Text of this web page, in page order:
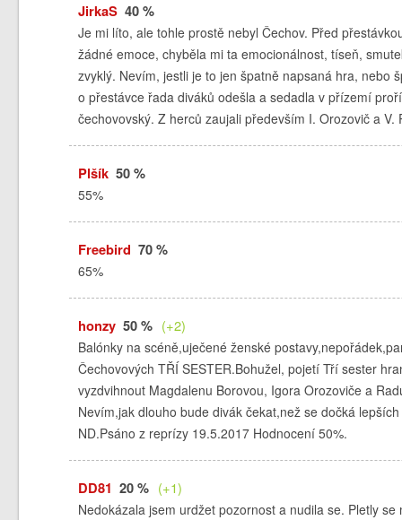
JirkaS40 %
Je mi líto, ale tohle prostě nebyl Čechov. Před
žádné emoce, chyběla mi ta emocionálnost, tíseň,
zvyklý. Nevím, jestli je to jen špatně napsaná hra, nebo
o přestávce řada diváků odešla a sedadla v přízemí
čechovovský. Z herců zaujali především I. Orozovič a
Plšík50 %
55%
Freebird 70 %
65%
honzy50 % (+2)
Balónky na scéně,uječené ženské
Čechovových TŘÍ SESTER.Bohužel, pojetí Tří sester
vyzdvihnout Magdalenu Borovou, Igora Orozoviče a
Nevím,jak dlouho bude divák čekat,než se dočká
ND.Psáno z reprízy 19.5.2017 Hodnocení 50%.
DD81 20 % (+1)
Nedokázala jsem urdžet pozornost a nudila se. Pletly